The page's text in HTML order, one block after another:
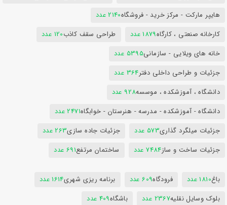
هایپر مارکت - مرکز خرید - فروشگاه2140 عدد
کارخانه صنعتی ، کارگاه1879 عدد طراحی سقف کاذب120 عدد
خانه های ویلایی - سازمانی5395 عدد
جزئیات و طراحی داخلی دفتر364 عدد
دانشگاه ، آموزشکده ، موسسه928 عدد
دانشگاه - آموزشکده - مدرسه - هنرستان - خوابگاه2471 عدد
جزئیات میلگرد گذاری573 عدد جزئیات جاده سازی263 عدد
جزئیات ساخت و ساز7484 عدد ساختمان مرتفع691 عدد
باغ1810 عدد فرودگاه609 عدد برنامه ریزی شهری1614 عدد
بلوک وسایل نقلیه2367 عدد باشگاه409 عدد